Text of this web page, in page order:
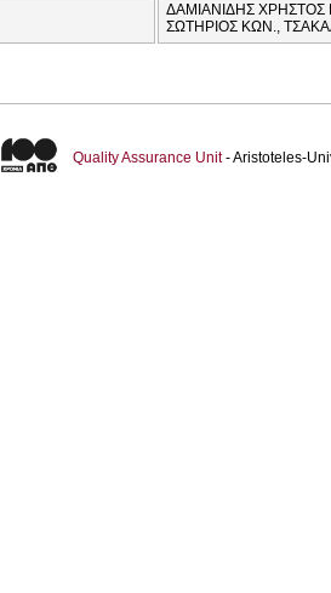
ΔΑΜΙΑΝΙΔΗΣ
ΣΩΤΗΡΙΟΣ ΚΩΝ.,
Quality Assurance Unit- Aristoteles-